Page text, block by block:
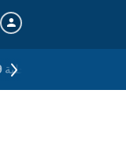
الانتخابات المحلية 2019